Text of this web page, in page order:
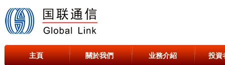
主頁 關於我們 业務介紹 投資